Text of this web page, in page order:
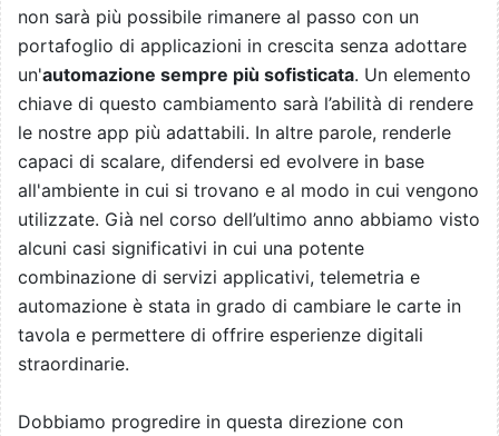
non sarà più possibile rimanere al passo con un
portafoglio di applicazioni in crescita senza adottare
un'automazione sempre più sofisticata. Un elemento
chiave di questo cambiamento sarà l’abilità di rendere
le nostre app più adattabili. In altre parole, renderle
capaci di scalare, difendersi ed evolvere in base
all'ambiente in cui si trovano e al modo in cui vengono
utilizzate. Già nel corso dell’ultimo anno abbiamo visto
alcuni casi significativi in cui una potente
combinazione di servizi applicativi, telemetria e
automazione è stata in grado di cambiare le carte in
tavola e permettere di offrire esperienze digitali
straordinarie.
Dobbiamo progredire in questa direzione con